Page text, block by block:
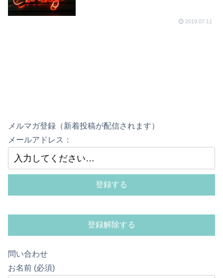
2019.07.11
メルマガ登録（新着投稿が配信されます）
メールアドレス：
問い合わせ
お名前 (必須)